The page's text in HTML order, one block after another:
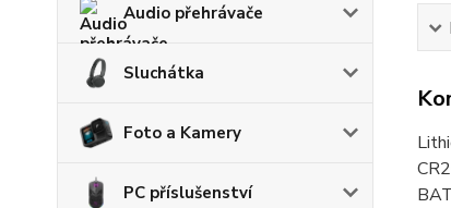
Audio přehrávače
Sluchátka
Foto a Kamery
PC příslušenství